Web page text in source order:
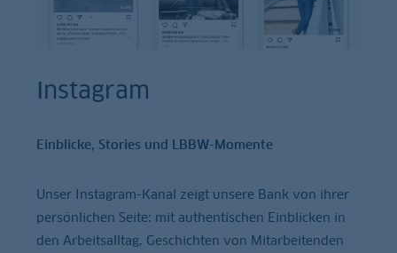
Instagram
Einblicke, Stories und LBBW-Momente
Unser Instagram-Kanal zeigt unsere Bank von ihrer
persönlichen Seite: mit authentischen Einblicken in
den Arbeitsalltag, Geschichten von Mitarbeitenden